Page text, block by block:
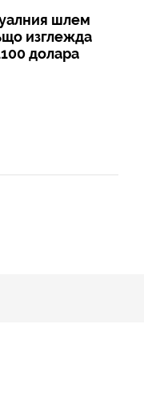
шлем
изглежда
долара